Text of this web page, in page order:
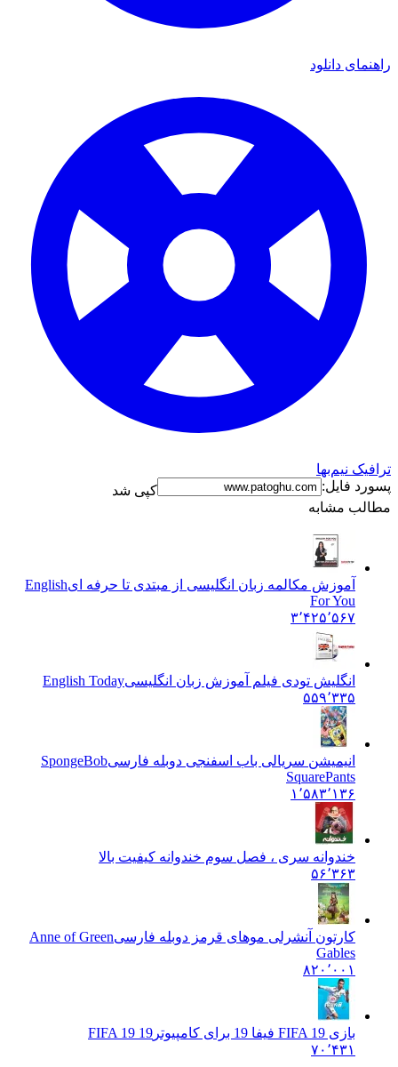
راهنمای دانلود
ترافیک نیم‌بها
پسورد فایل:
کپی شد
مطالب مشابه
آموزش مکالمه زبان انگلیسی از مبتدی تا حرفه ایEnglish
For You
۳٬۴۲۵٬۵۶۷
انگلیش تودی فیلم آموزش زبان انگليسیEnglish Today
۵۵۹٬۳۳۵
انیمیشن سریالی باب اسفنجی دوبله فارسیSpongeBob
SquarePants
۱٬۵۸۳٬۱۳۶
خندوانه سری ، فصل سوم خندوانه کیفیت بالا
۵۶٬۳۶۳
کارتون آنشرلی موهای قرمز دوبله فارسیAnne of Green
Gables
۸۲۰٬۰۰۱
بازی FIFA 19 فیفا 19 برای کامپیوتر
FIFA 19 19
۷۰٬۴۳۱